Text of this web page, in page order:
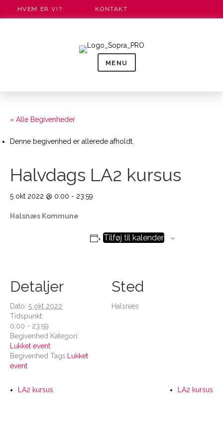
HVEM ER VI? KONTAKT
MENU
« Alle Begivenheder
Denne begivenhed er allerede afholdt.
Halvdags LA2 kursus
5 okt 2022 @ 0:00 - 23:59
Halsnæs Kommune
Tilføj til kalender
Detaljer
Dato: 5 okt 2022
Tidspunkt:
0:00 - 23:59
Begivenhed Kategori:
Lukket event
Begivenhed Tags: Lukket
event
Sted
Halsnæs
LA2 kursus LA2 kursus